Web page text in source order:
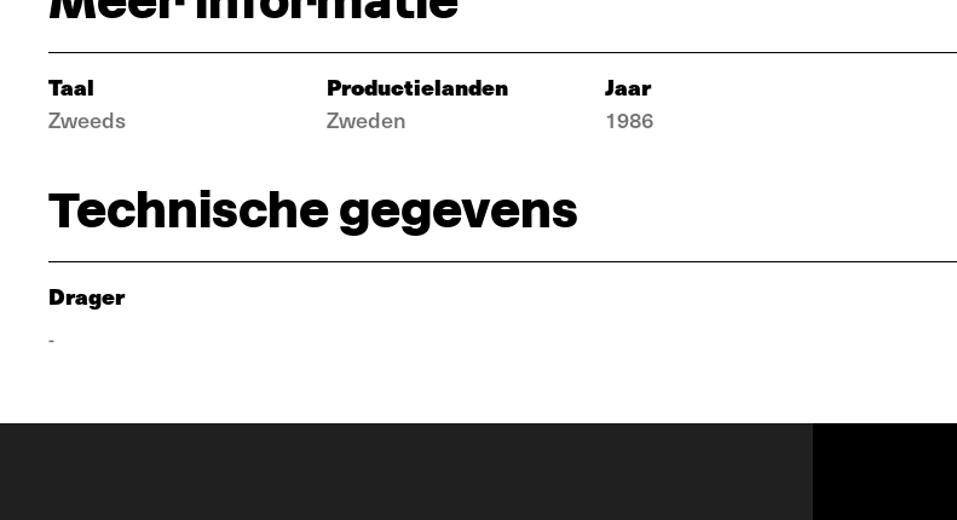
Taal
Zweeds
Productielanden
Zweden
Jaar
1986
Technische gegevens
Drager
-